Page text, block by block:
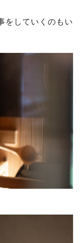
をしていくのもい